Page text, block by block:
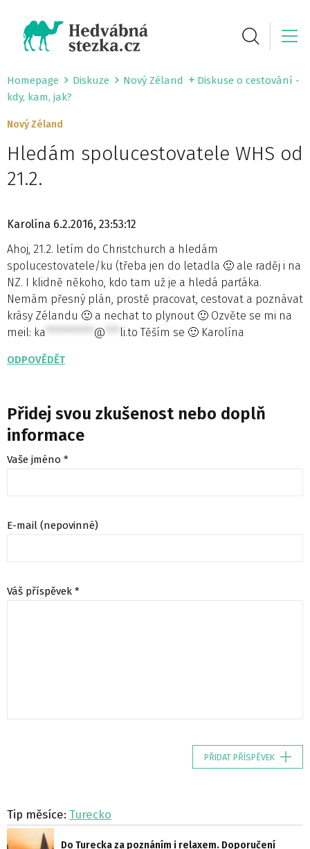
Homepage Diskuze Nový Zéland
Diskuse o cestování -
kdy, kam, jak?
Nový Zéland
Hledám spolucestovatele WHS od
21.2.
Karolína 6.2.2016, 23:53:12
Ahoj, 21.2. letím do Christchurch a hledám
spolucestovatele/ku (třeba jen do letadla 🙂 ale raděj i na
NZ. I klidně někoho, kdo tam už je a hledá parťáka.
Nemám přesný plán, prostě pracovat, cestovat a poznávat
krásy Zélandu 🙂 a nechat to plynout 🙂 Ozvěte se mi na
meil: ka ********** @ *** li.to Těším se 🙂 Karolína
ODPOVĚDĚT
Přidej svou zkušenost nebo doplň
informace
Vaše jméno *
E-mail (nepovinné)
Váš příspěvek *
PŘIDAT PŘÍSPĚVEK
Tip měsíce: Turecko
Do Turecka za poznáním i relaxem. Doporučení